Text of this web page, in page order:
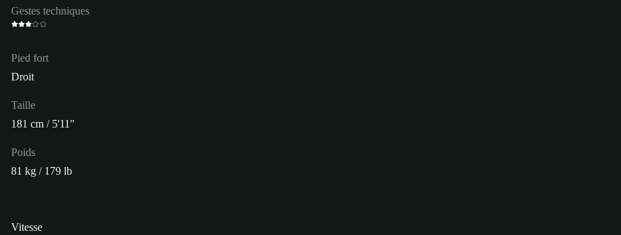
Gestes techniques
Pied fort
Droit
Taille
181 cm / 5'11"
Poids
81 kg / 179 lb
Vitesse